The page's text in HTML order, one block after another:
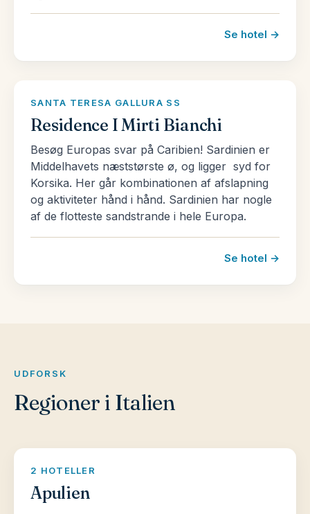
Se hotel →
SANTA TERESA GALLURA SS
Residence I Mirti Bianchi
Besøg Europas svar på Caribien! Sardinien er
Middelhavets næststørste ø, og ligger syd for
Korsika. Her går kombinationen af afslapning
og aktiviteter hånd i hånd. Sardinien har nogle
af de flotteste sandstrande i hele Europa.
Se hotel →
UDFORSK
Regioner i Italien
2 HOTELLER
Apulien